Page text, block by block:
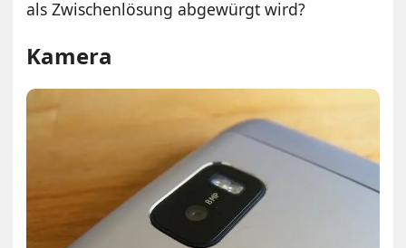
als Zwischenlösung abgewürgt wird?
Kamera